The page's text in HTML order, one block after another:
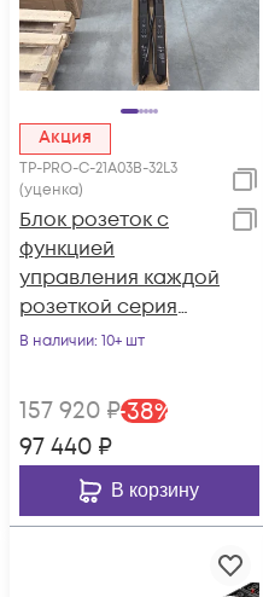
Акция
TP-PRO-С-21A03B-32L3
(уценка)
Блок розеток с
функцией
управления каждой
розеткой серия
PRO, 21xC13, 3xC19,
В наличии: 10+ шт
157 920 ₽-38%
97 440 ₽
В корзину